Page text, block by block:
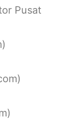
Pusat